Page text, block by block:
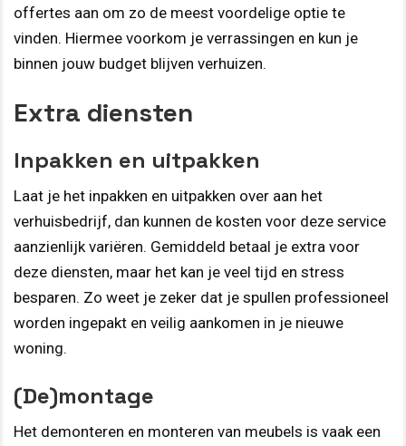
offertes aan om zo de meest voordelige optie te
vinden. Hiermee voorkom je verrassingen en kun je
binnen jouw budget blijven verhuizen.
Extra diensten
Inpakken en uitpakken
Laat je het inpakken en uitpakken over aan het
verhuisbedrijf, dan kunnen de kosten voor deze service
aanzienlijk variëren. Gemiddeld betaal je extra voor
deze diensten, maar het kan je veel tijd en stress
besparen. Zo weet je zeker dat je spullen professioneel
worden ingepakt en veilig aankomen in je nieuwe
woning.
(De)montage
Het demonteren en monteren van meubels is vaak een